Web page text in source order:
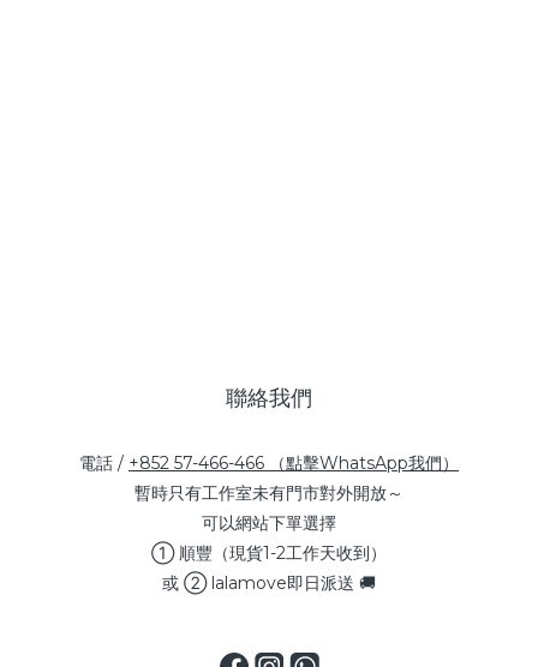
聯絡我們
電話 / +852 57-466-466 （點擊WhatsApp我們）
暫時只有工作室未有門市對外開放～
可以網站下單選擇
① 順豐（現貨1-2工作天收到）
或 ② lalamove即日派送 🚚